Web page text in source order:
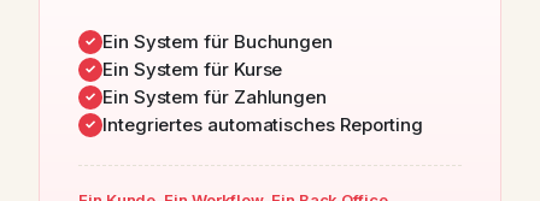
Ein System für Buchungen
Ein System für Kurse
Ein System für Zahlungen
Integriertes automatisches Reporting